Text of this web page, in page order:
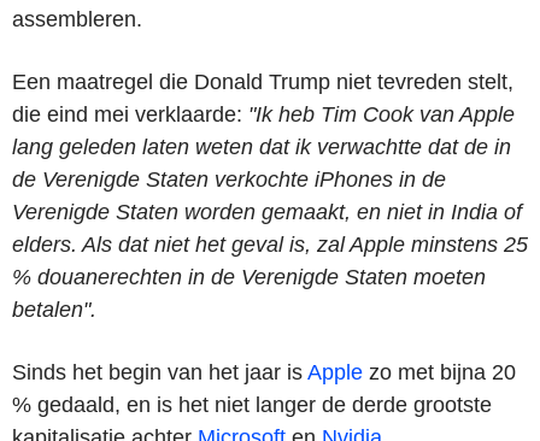
assembleren.
Een maatregel die Donald Trump niet tevreden stelt,
die eind mei verklaarde: "Ik heb Tim Cook van Apple
lang geleden laten weten dat ik verwachtte dat de in
de Verenigde Staten verkochte iPhones in de
Verenigde Staten worden gemaakt, en niet in India of
elders. Als dat niet het geval is, zal Apple minstens 25
% douanerechten in de Verenigde Staten moeten
betalen".
Sinds het begin van het jaar is Apple zo met bijna 20
% gedaald, en is het niet langer de derde grootste